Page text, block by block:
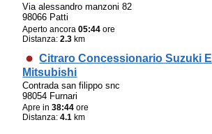
Via alessandro manzoni 82
98066 Patti
Aperto ancora05:44 ore
Distanza:2.3 km
Citraro Concessionario Suzuki E
Mitsubishi
Contrada san filippo snc
98054 Furnari
Apre in38:44 ore
Distanza:4.1 km